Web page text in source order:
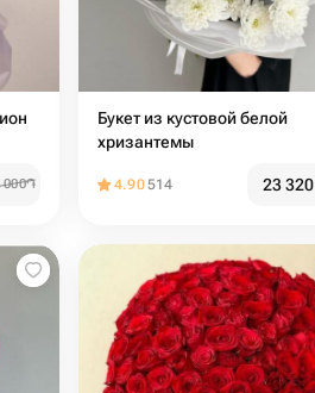
000֏
Букет из кустовой белой
хризантемы
4.90514 23 320